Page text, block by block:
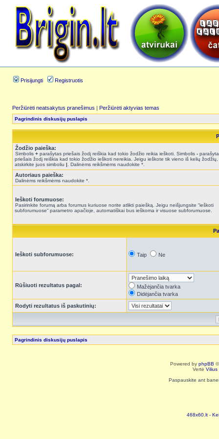
Prisijungti Registruotis
Peržiūrėti neatsakytus pranešimus | Peržiūrėti aktyvias temas
Pagrindinis diskusijų puslapis
Žodžio paieška:
Simbolis + parašytas priešais žodį reiškia kad tokio žodžio reikia ieškoti. Simbolis -
priešais žodį reiškia kad tokio žodžio ieškoti nereikia. Jeigu ieškote tik vieno iš kelių žodžių,
atskirkite juos simboliu | . Dalinėms reikšmėms naudokite *.
Autoriaus paieška:
Dalinėms reikšmėms naudokite *.
Ieškoti forumuose:
Pasirinkite forumą arba forumus kuriuose norite atlikti paiešką. Jeigu neišjungsite “ieškoti
subforumuose“ parametro apačioje, automatiškai bus ieškoma ir visuose subforumuose.
Ieškoti subforumuose: Taip Ne
Rūšiuoti rezultatus pagal:
Mažėjančia tvarka
Didėjančia tvarka
Rodyti rezultatus iš paskutinių:
Pagrindinis diskusijų puslapis
Powered by phpBB
Vertė Vilius
Paspauskite ant
468x60.lt -